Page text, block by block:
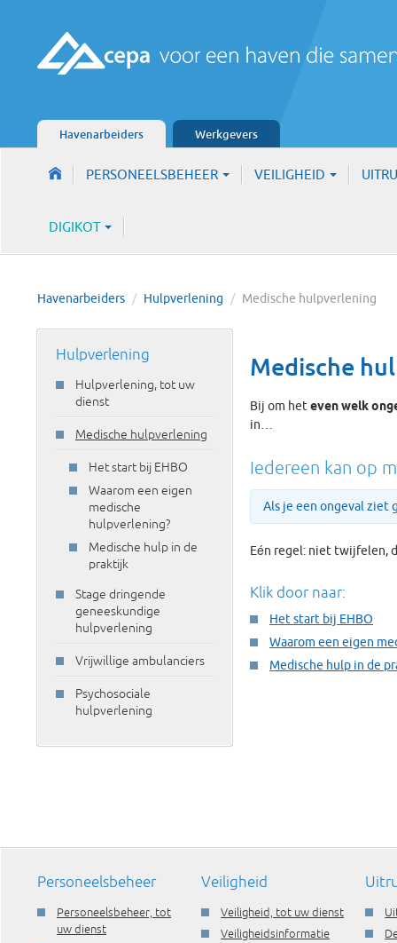
Havenarbeiders Werkgevers
PERSONEELSBEHEER VEILIGHEID
DIGIKOT
Havenarbeiders / Hulpverlening / Medische hulpverlening
Hulpverlening
Hulpverlening, tot uw
dienst
Medische hulpverlening
Het start bij EHBO
Waarom een eigen
medische
hulpverlening?
Medische hulp in de
praktijk
Stage dringende
geneeskundige
hulpverlening
Vrijwillige ambulanciers
Psychosociale
hulpverlening
Medische
Bij om het even welk
in…
Iedereen kan op
Als je een ongeval ziet
Eén regel: niet twijfelen,
Klik door naar:
Het start bij EHBO
Waarom een eigen
Medische hulp in de
Personeelsbeheer
Personeelsbeheer, tot
uw dienst
Veiligheid
Veiligheid, tot uw dienst
Veiligheidsinformatie